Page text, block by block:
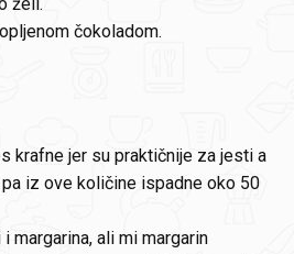
čokoladom.
krafne jer su praktičnije za jesti a
iz ove količine ispadne oko 50
margarina, ali mi margarin